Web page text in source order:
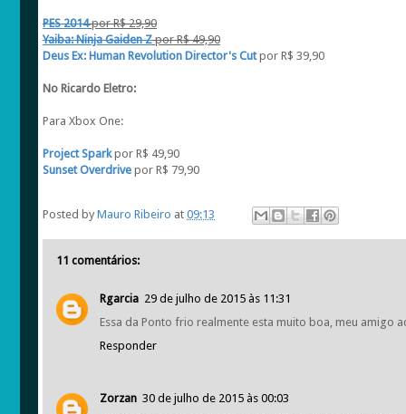
PES 2014por R$ 29,90
Yaiba: Ninja Gaiden Zpor R$ 49,90
Deus Ex: Human Revolution Director's Cutpor R$ 39,90
No Ricardo Eletro:
Para Xbox One:
Project Sparkpor R$ 49,90
Sunset Overdrive por R$ 79,90
Posted by Mauro Ribeiro at 09:13
11 comentários:
Rgarcia 29 de julho de 2015 às 11:31
Essa da Ponto frio realmente esta muito boa, meu amigo
Responder
Zorzan 30 de julho de 2015 às 00:03